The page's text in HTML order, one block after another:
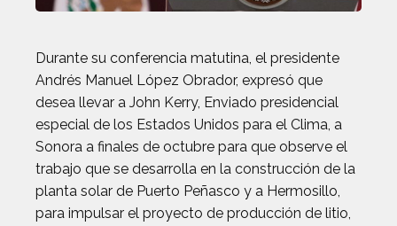
Durante su conferencia matutina, el presidente
Andrés Manuel López Obrador, expresó que
desea llevar a John Kerry, Enviado presidencial
especial de los Estados Unidos para el Clima, a
Sonora a finales de octubre para que observe el
trabajo que se desarrolla en la construcción de la
planta solar de Puerto Peñasco y a Hermosillo,
para impulsar el proyecto de producción de litio,